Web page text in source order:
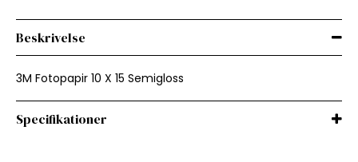
Beskrivelse
3M Fotopapir 10 X 15 Semigloss
Specifikationer